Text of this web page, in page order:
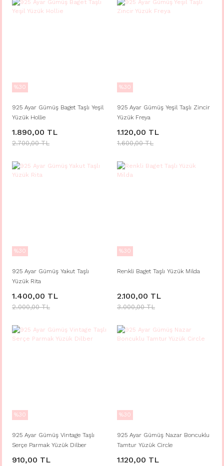
%30
925 Ayar Gümüş Baget Taşlı Yeşil
Yüzük Hollie
1.890,00 TL
2.700,00 TL
%30
925 Ayar Gümüş Yeşil Taşlı Zincir
Yüzük Freya
1.120,00 TL
1.600,00 TL
%30
925 Ayar Gümüş Yakut Taşlı
Yüzük Rita
1.400,00 TL
2.000,00 TL
%30
Renkli Baget Taşlı Yüzük Milda
2.100,00 TL
3.000,00 TL
%30
925 Ayar Gümüş Vintage Taşlı
Serçe Parmak Yüzük Dilber
910,00 TL
%30
925 Ayar Gümüş Nazar Boncuklu
Tamtur Yüzük Circle
1.120,00 TL